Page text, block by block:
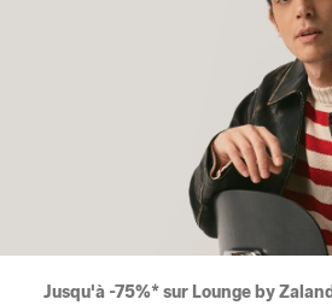
Jusqu'à -75%* sur Lounge by